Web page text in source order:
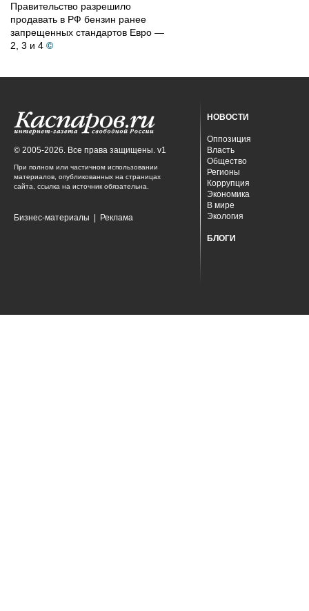
Правительство разрешило
продавать в РФ бензин ранее
запрещенных стандартов Евро —
2, 3 и 4 ©
© 2005-2026. Все права защищены. v1
При полном или частичном использовании
материалов, опубликованных на страницах
сайта, ссылка на источник обязательна.
Бизнес-материалы Реклама
НОВОСТИ
Оппозиция
Власть
Общество
Регионы
Коррупция
Экономика
В мире
Экология
БЛОГИ